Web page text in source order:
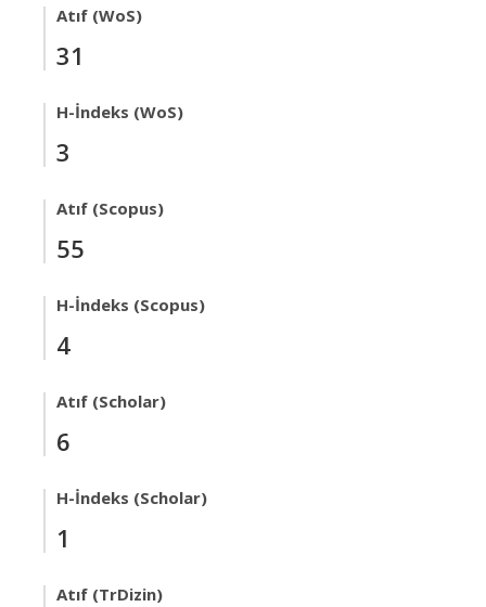
Atıf (WoS)
31
H-İndeks (WoS)
3
Atıf (Scopus)
55
H-İndeks (Scopus)
4
Atıf (Scholar)
6
H-İndeks (Scholar)
1
Atıf (TrDizin)